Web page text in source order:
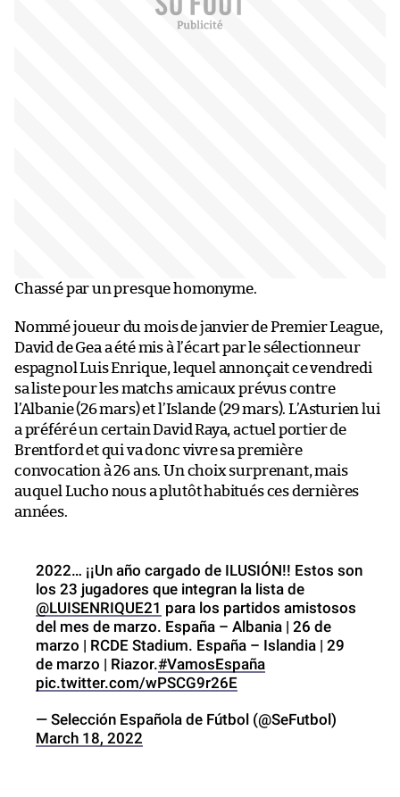
Chassé par un presque homonyme.
Nommé joueur du mois de janvier de Premier League,
David de Gea a été mis à l’écart par le sélectionneur
espagnol Luis Enrique, lequel annonçait ce vendredi
sa liste pour les matchs amicaux prévus contre
l’Albanie (26 mars) et l’Islande (29 mars). L’Asturien lui
a préféré un certain David Raya, actuel portier de
Brentford et qui va donc vivre sa première
convocation à 26 ans. Un choix surprenant, mais
auquel Lucho nous a plutôt habitués ces dernières
années.
2022… ¡¡Un año cargado de ILUSIÓN!! Estos son
los 23 jugadores que integran la lista de
@LUISENRIQUE21 para los partidos amistosos
del mes de marzo. España – Albania | 26 de
marzo | RCDE Stadium. España – Islandia | 29
de marzo | Riazor.#VamosEspaña
pic.twitter.com/wPSCG9r26E
— Selección Española de Fútbol (@SeFutbol)
March 18, 2022